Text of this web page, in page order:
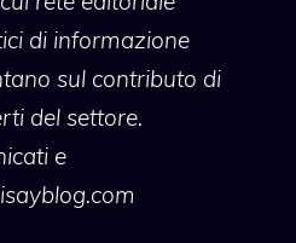
di informazione
sul contributo di
del settore.
e